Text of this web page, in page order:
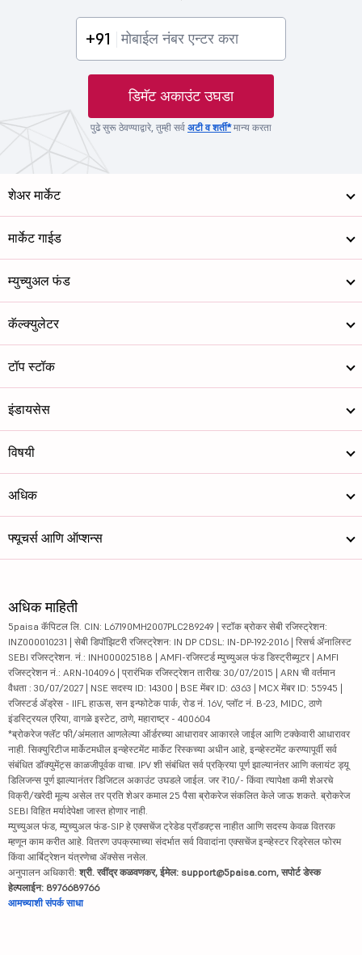
+91
डिमॅट अकाउंट उघडा
पुढे सुरू ठेवण्याद्वारे, तुम्ही सर्व अटी व शर्ती*मान्य करता
शेअर मार्केट
मार्केट गाईड
म्युच्युअल फंड
कॅल्क्युलेटर
टॉप स्टॉक
इंडायसेस
विषयी
अधिक
फ्यूचर्स आणि ऑप्शन्स
अधिक माहिती
5paisa कॅपिटल लि. CIN: L67190MH2007PLC289249 | स्टॉक ब्रोकर सेबी रजिस्ट्रेशन:
INZ000010231 | सेबी डिपॉझिटरी रजिस्ट्रेशन: IN DP CDSL: IN-DP-192-2016 | रिसर्च ॲनालिस्ट
SEBI रजिस्ट्रेशन. नं.: INH000025188 | AMFI-रजिस्टर्ड म्युच्युअल फंड डिस्ट्रीब्यूटर | AMFI
रजिस्ट्रेशन नं.: ARN-104096 | प्रारंभिक रजिस्ट्रेशन तारीख: 30/07/2015 | ARN ची वर्तमान
वैधता : 30/07/2027 | NSE सदस्य ID: 14300 | BSE मेंबर ID: 6363 | MCX मेंबर ID: 55945 |
रजिस्टर्ड ॲड्रेस - IIFL हाऊस, सन इन्फोटेक पार्क, रोड नं. 16V, प्लॉट नं. B-23, MIDC, ठाणे
इंडस्ट्रियल एरिया, वागळे इस्टेट, ठाणे, महाराष्ट्र - 400604
*ब्रोकरेज फ्लॅट फी/अंमलात आणलेल्या ऑर्डरच्या आधारावर आकारले जाईल आणि टक्केवारी आधारावर
नाही. सिक्युरिटीज मार्केटमधील इन्व्हेस्टमेंट मार्केट रिस्कच्या अधीन आहे, इन्व्हेस्टमेंट करण्यापूर्वी सर्व
संबंधित डॉक्युमेंट्स काळजीपूर्वक वाचा. IPV शी संबंधित सर्व प्रक्रिया पूर्ण झाल्यानंतर आणि क्लायंट ड्यू
डिलिजन्स पूर्ण झाल्यानंतर डिजिटल अकाउंट उघडले जाईल. जर ₹10/- किंवा त्यापेक्षा कमी शेअरचे
विक्री/खरेदी मूल्य असेल तर प्रति शेअर कमाल 25 पैसा ब्रोकरेज संकलित केले जाऊ शकते. ब्रोकरेज
SEBI विहित मर्यादेपेक्षा जास्त होणार नाही.
म्युच्युअल फंड, म्युच्युअल फंड-SIP हे एक्सचेंज ट्रेडेड प्रॉडक्ट्स नाहीत आणि सदस्य केवळ वितरक
म्हणून काम करीत आहे. वितरण उपक्रमाच्या संदर्भात सर्व विवादांना एक्सचेंज इन्व्हेस्टर रिड्रेसल फोरम
किंवा आर्बिट्रेशन यंत्रणेचा ॲक्सेस नसेल.
अनुपालन अधिकारी: श्री. रवींद्र कळवणकर, ईमेल: support@5paisa.com, सपोर्ट डेस्क
हेल्पलाईन: 8976689766
आमच्याशी संपर्क साधा